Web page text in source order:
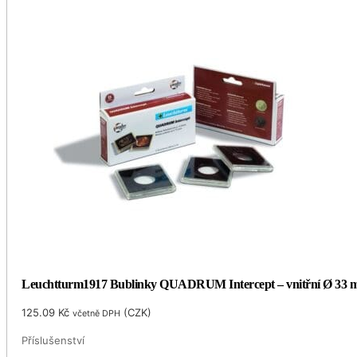
Leuchtturm1917 Bublinky QUADRUM Intercept – vnitřní Ø 33
125.09 Kč včetně DPH (CZK)
Příslušenství